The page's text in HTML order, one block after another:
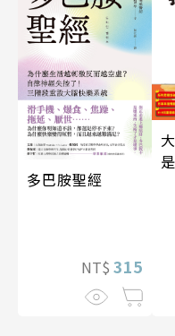
多巴胺聖經
NT$ 315